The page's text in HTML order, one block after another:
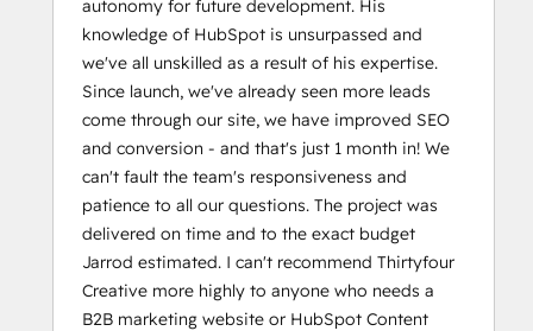
autonomy for future development. His
knowledge of HubSpot is unsurpassed and
we've all unskilled as a result of his expertise.
Since launch, we've already seen more leads
come through our site, we have improved SEO
and conversion - and that's just 1 month in! We
can't fault the team's responsiveness and
patience to all our questions. The project was
delivered on time and to the exact budget
Jarrod estimated. I can't recommend Thirtyfour
Creative more highly to anyone who needs a
B2B marketing website or HubSpot Content